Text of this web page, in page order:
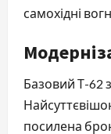
самохідні
Базовий Т-62
посилена